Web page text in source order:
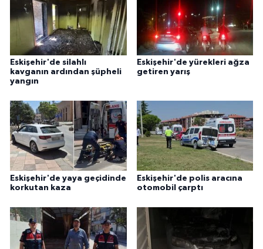
Eskişehir'de silahlı
kavganın ardından şüpheli
yangın
Eskişehir'de yürekleri ağza
getiren yarış
Eskişehir'de yaya geçidinde
korkutan kaza
Eskişehir'de polis aracına
otomobil çarptı